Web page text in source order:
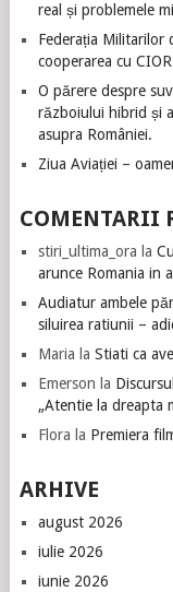
real și problemele
Federația Militarilor
cooperarea cu
O părere despre
războiului hibrid și
asupra României.
Ziua Aviației –
COMENTARII
stiri_ultima_ora la
arunce Romania in
Audiatur ambele
siluirea ratiunii –
Maria la Stiati ca
Emerson la
„Atentie la dreapta
Flora la Premiera
ARHIVE
august 2026
iulie 2026
iunie 2026